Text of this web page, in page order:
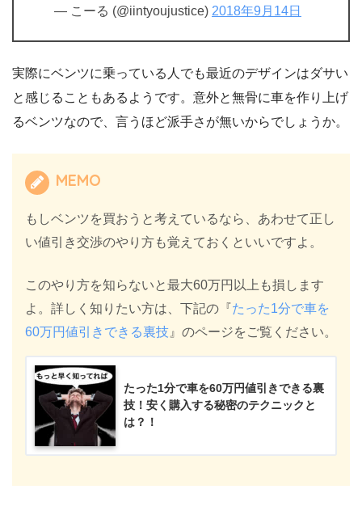
— こーる (@iintyoujustice) 2018年9月14日
実際にベンツに乗っている人でも最近のデザインはダサい
と感じることもあるようです。意外と無骨に車を作り上げ
るベンツなので、言うほど派手さが無いからでしょうか。
MEMO
もしベンツを買おうと考えているなら、あわせて正し
い値引き交渉のやり方も覚えておくといいですよ。
このやり方を知らないと最大60万円以上も損します
よ。詳しく知りたい方は、下記の『 たった1分で車を
60万円値引きできる裏技』のページをご覧ください。
たった1分で車を60万円値引きできる裏
技！安く購入する秘密のテクニックと
は？！